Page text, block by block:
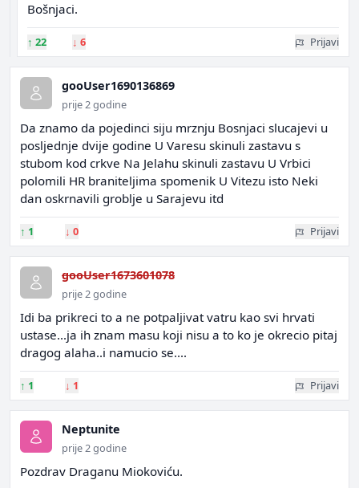
Bošnjaci.
↑ 22 ↓ 6 Prijavi
gooUser1690136869
prije 2 godine
Da znamo da pojedinci siju mrznju Bosnjaci slucajevi u
posljednje dvije godine U Varesu skinuli zastavu s
stubom kod crkve Na Jelahu skinuli zastavu U Vrbici
polomili HR braniteljima spomenik U Vitezu isto Neki
dan oskrnavili groblje u Sarajevu itd
↑ 1 ↓ 0 Prijavi
gooUser1673601078
prije 2 godine
Idi ba prikreci to a ne potpaljivat vatru kao svi hrvati
ustase...ja ih znam masu koji nisu a to ko je okrecio pitaj
dragog alaha..i namucio se....
↑ 1 ↓ 1 Prijavi
Neptunite
prije 2 godine
Pozdrav Draganu Miokoviću.